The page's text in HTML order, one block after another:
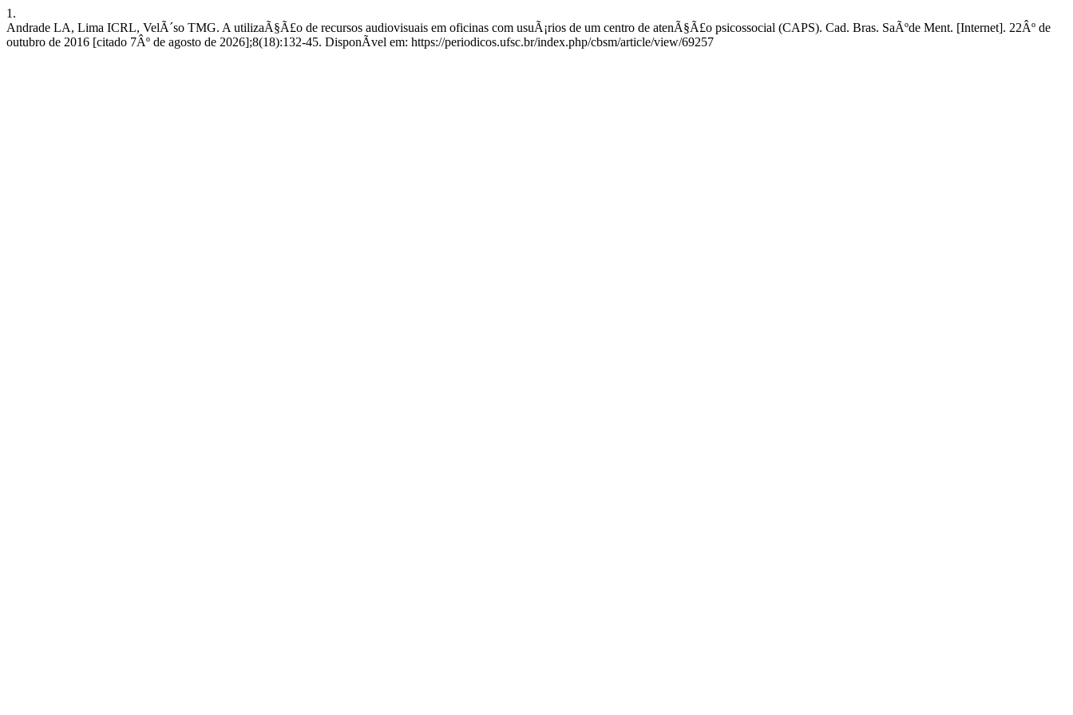
1.
Andrade LA, Lima ICRL, VelÃ´so TMG. A utilizaÃ§Ã£o de recursos audiovisuais em oficinas com usuÃ¡rios de um centro de atenÃ§Ã£o psicossocial (CAPS). Cad. Bras. SaÃºde Ment. [Internet]. 22Âº de
outubro de 2016 [citado 7Âº de agosto de 2026];8(18):132-45. DisponÃ­vel em: https://periodicos.ufsc.br/index.php/cbsm/article/view/69257